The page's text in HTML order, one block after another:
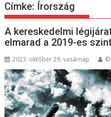
Címke: Írország
A kereskedelmi
elmarad a 2019-es
2023. október 29. vasárnap ©